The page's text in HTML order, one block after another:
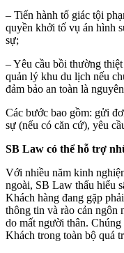
– Tiến hành tố giác tội
quyền khởi tố vụ án hình
sự;
– Yêu cầu bồi thường
quản lý khu du lịch nếu
đảm bảo an toàn là
Các bước bao gồm: gửi
sự (nếu có căn cứ), yêu
SB Law có thể hỗ trợ
Với nhiều năm kinh
ngoài, SB Law thấu hiểu
Khách hàng đang gặp
thông tin và rào cản ngôn
do mất người thân.
Khách trong toàn bộ quá